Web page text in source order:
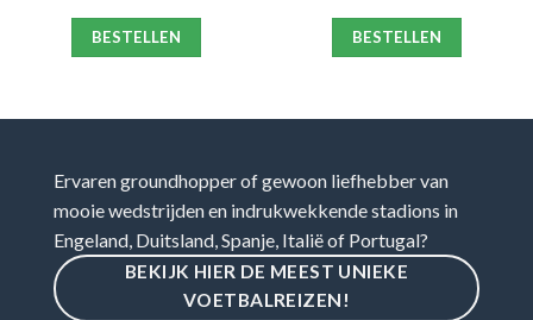
BESTELLEN BESTELLEN
Ervaren groundhopper of gewoon liefhebber van
mooie wedstrijden en indrukwekkende stadions in
Engeland, Duitsland, Spanje, Italië of Portugal?
BEKIJK HIER DE MEEST UNIEKE
VOETBALREIZEN!